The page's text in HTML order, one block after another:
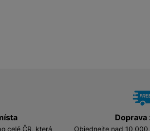
celé ČR, která
Doprava
Objednejte nad 10